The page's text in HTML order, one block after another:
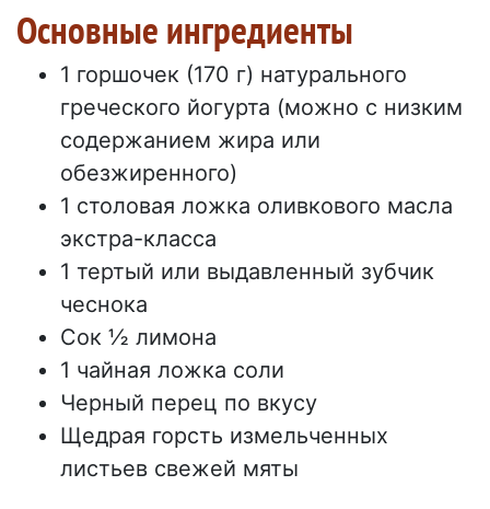
Основные ингредиенты
1 горшочек (170 г) натурального
греческого йогурта (можно с низким
содержанием жира или
обезжиренного)
1 столовая ложка оливкового масла
экстра-класса
1 тертый или выдавленный зубчик
чеснока
Сок ½ лимона
1 чайная ложка соли
Черный перец по вкусу
Щедрая горсть измельченных
листьев свежей мяты